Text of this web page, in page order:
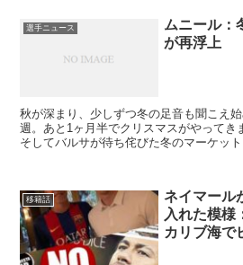
選手ニュース
ムニール：
が再浮上
秋が深まり、少しずつ冬の足音も聞こえ
週。あと1ヶ月半でクリスマスがやってき
そしてバルサが待ち侘びた冬のマーケッ
は相変わらず、南米トリデンテのバック
無理なのなら、ザルツブルグのジョナタ
いう話も出てくるようになりました。ジ
に対し、「もし電話がなったら、OKと答
はないけど、控えとしてバルサに行くこ
しています。このジョニーについては、
ら詳しくいきましょう。
移籍話
ネイマール
入れた模様
カリブ海で